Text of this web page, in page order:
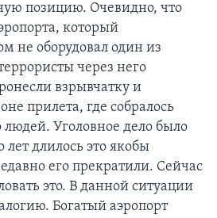
позицию. Очевидно, что
который
не оборудовал один из
через него
взрывчатку и
прилета, где собралось
людей. Уголовное дело было
лет длилось это якобы
его прекратили. Сейчас
это. В данной ситуации
Богатый аэропорт